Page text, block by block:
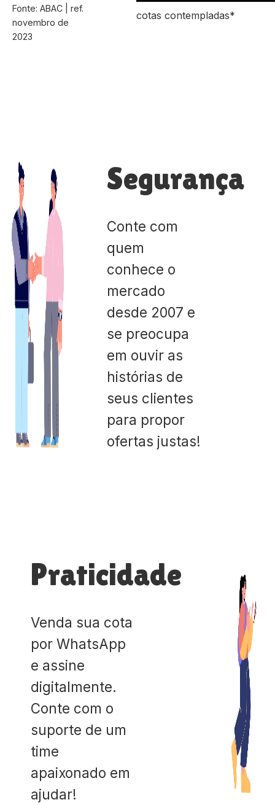
Fonte: ABAC | ref.
novembro de
2023
cotas contempladas*
Segurança
Conte com
quem
conhece o
mercado
desde 2007 e
se preocupa
em ouvir as
histórias de
seus clientes
para propor
ofertas justas!
Praticidade
Venda sua cota
por WhatsApp
e assine
digitalmente.
Conte com o
suporte de um
time
apaixonado em
ajudar!